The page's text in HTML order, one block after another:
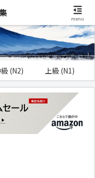
(N2) 上級 (N1)
menu